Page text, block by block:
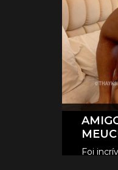
Foi